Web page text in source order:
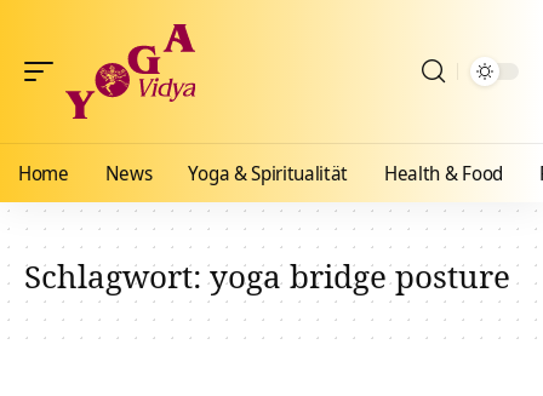
Home News Yoga & Spiritualität Health & Food
Schlagwort:yoga bridge posture